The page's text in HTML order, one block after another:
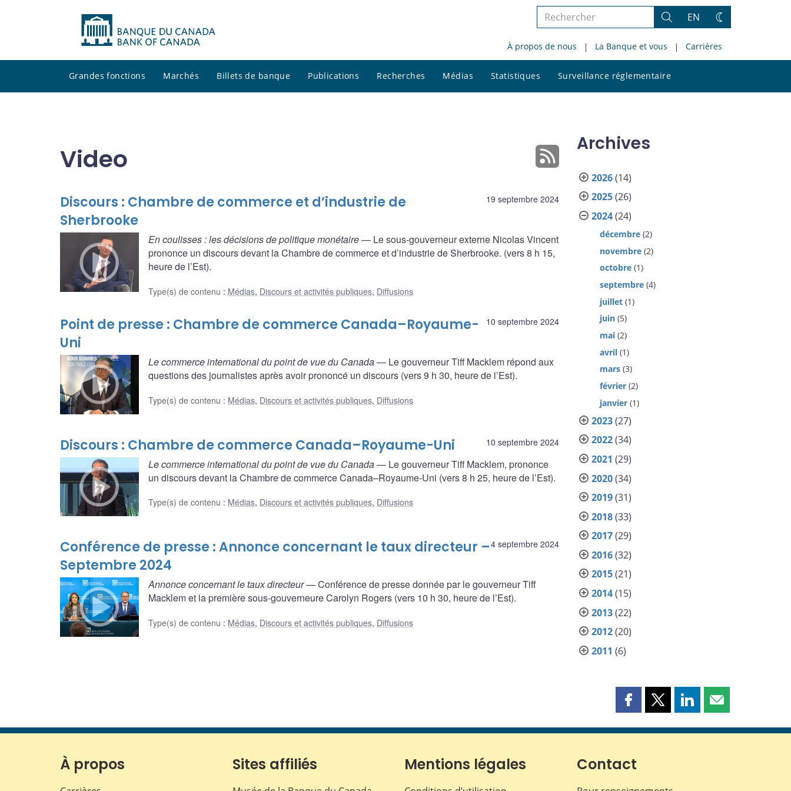
Rechercher
le
site
Rechercher
EN
Changez
thème
À propos de nous La Banque et vous Carrières
Grandes fonctions Marchés Billets de banque Publications Recherches Médias Statistiques Surveillance réglementaire
le
Video
19 septembre 2024
Discours : Chambre de commerce et d’industrie de
Sherbrooke
En coulisses : les décisions de politique monétaire— Le sous-gouverneur externe Nicolas Vincent
prononce un discours devant la Chambre de commerce et d’industrie de Sherbrooke. (vers 8 h 15,
heure de l’Est).
Type(s) de contenu : Médias, Discours et activités publiques, Diffusions
10 septembre 2024
Point de presse : Chambre de commerce Canada–Royaume-
Uni
Le commerce international du point de vue du Canada— Le gouverneur Tiff Macklem répond aux
questions des journalistes après avoir prononcé un discours (vers 9 h 30, heure de l’Est).
Type(s) de contenu : Médias, Discours et activités publiques, Diffusions
10 septembre 2024
Discours : Chambre de commerce Canada–Royaume-Uni
Le commerce international du point de vue du Canada— Le gouverneur Tiff Macklem, prononce
un discours devant la Chambre de commerce Canada–Royaume-Uni (vers 8 h 25, heure de l’Est).
Type(s) de contenu : Médias, Discours et activités publiques, Diffusions
4 septembre 2024
Conférence de presse : Annonce concernant le taux directeur –
Septembre 2024
Annonce concernant le taux directeur— Conférence de presse donnée par le gouverneur Tiff
Macklem et la première sous-gouverneure Carolyn Rogers (vers 10 h 30, heure de l’Est).
Type(s) de contenu : Médias, Discours et activités publiques, Diffusions
Archives
2026(14)
2025(26)
2024(24)
décembre (2)
novembre (2)
octobre (1)
septembre (4)
juillet (1)
juin (5)
mai (2)
avril (1)
mars (3)
février (2)
janvier (1)
2023(27)
2022(34)
2021 (29)
2020(34)
2019(31)
2018(33)
2017(29)
2016(32)
2015(21)
2014(15)
2013(22)
2012(20)
2011 (6)
Partager
page
Facebook
Partager
page
Partager
page
Partager
page
À propos Sites affiliés Mentions légales Contact